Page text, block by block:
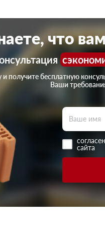
что
и получите бесплатную
Ваши
сайта